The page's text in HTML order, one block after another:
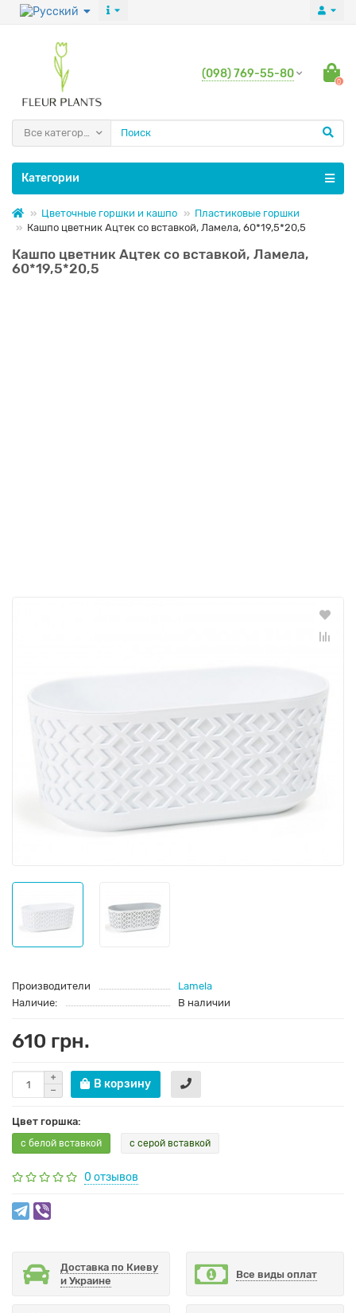
(098) 769-55-80
0
Все категории
Категории
Цветочные горшки и кашпо
Пластиковые горшки
Кашпо цветник Ацтек со вставкой, Ламела, 60*19,5*20,5
Кашпо цветник Ацтек со вставкой, Ламела,
60*19,5*20,5
Производители
Lamela
Наличие:
В наличии
610 грн.
В корзину
Цвет горшка:
с белой вставкой с серой вставкой
0 отзывов
Доставка по Киеву
и Украине
Все виды оплат